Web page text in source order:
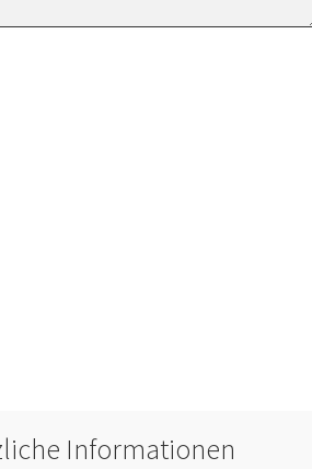
Informationen